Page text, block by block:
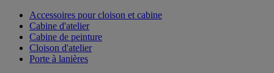
Accessoires pour cloison et cabine
Cabine d'atelier
Cabine de peinture
Cloison d'atelier
Porte à lanières